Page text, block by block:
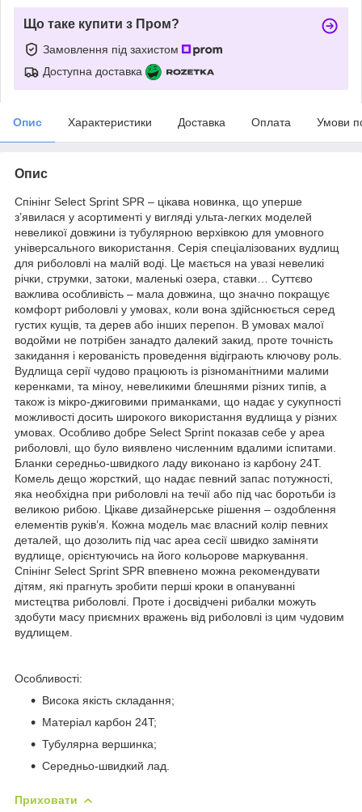
Що таке купити з Пром?
Замовлення під захистом
Доступна доставка
Опис Характеристики Доставка Оплата Умови
Опис
Спінінг Select Sprint SPR – цікава новинка, що уперше
з’явилася у асортименті у вигляді ульта-легких моделей
невеликої довжини із тубулярною верхівкою для умовного
універсального використання. Серія спеціалізованих вудлищ
для риболовлі на малій воді. Це мається на увазі невеликі
річки, струмки, затоки, маленькі озера, ставки… Суттєво
важлива особливість – мала довжина, що значно покращує
комфорт риболовлі у умовах, коли вона здійснюється серед
густих кущів, та дерев або інших перепон. В умовах малої
водойми не потрібен занадто далекий закид, проте точність
закидання і керованість проведення відіграють ключову роль.
Вудлища серії чудово працюють із різноманітними малими
керенками, та міноу, невеликими блешнями різних типів, а
також із мікро-джиговими приманками, що надає у сукупності
можливості досить широкого використання вудлища у різних
умовах. Особливо добре Select Sprint показав себе у ареа
риболовлі, що було виявлено численним вдалими іспитами.
Бланки середньо-швидкого ладу виконано із карбону 24T.
Комель дещо жорсткий, що надає певний запас потужності,
яка необхідна при риболовлі на течії або під час боротьби із
великою рибою. Цікаве дизайнерське рішення – оздоблення
елементів руків’я. Кожна модель має власний колір певних
деталей, що дозолить під час ареа сесії швидко заміняти
вудлище, орієнтуючись на його кольорове маркування.
Спінінг Select Sprint SPR впевнено можна рекомендувати
дітям, які прагнуть зробити перші кроки в опануванні
мистецтва риболовлі. Проте і досвідчені рибалки можуть
здобути масу приємних вражень від риболовлі із цим чудовим
вудлищем.
Особливості:
Висока якість складання;
Матеріал карбон 24T;
Тубулярна вершинка;
Середньо-швидкий лад.
Приховати